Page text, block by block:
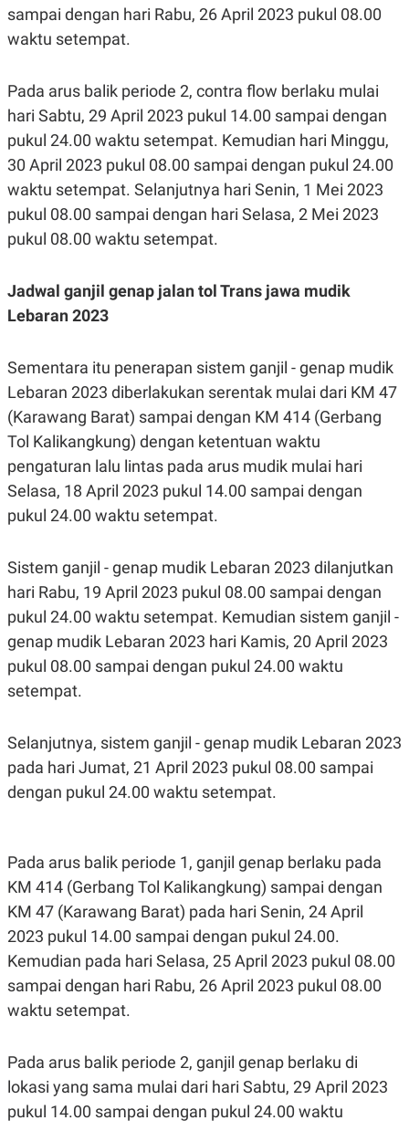
sampai dengan hari Rabu, 26 April 2023 pukul 08.00
waktu setempat.
Pada arus balik periode 2, contra flow berlaku mulai
hari Sabtu, 29 April 2023 pukul 14.00 sampai dengan
pukul 24.00 waktu setempat. Kemudian hari Minggu,
30 April 2023 pukul 08.00 sampai dengan pukul 24.00
waktu setempat. Selanjutnya hari Senin, 1 Mei 2023
pukul 08.00 sampai dengan hari Selasa, 2 Mei 2023
pukul 08.00 waktu setempat.
Jadwal ganjil genap jalan tol Trans jawa mudik
Lebaran 2023
Sementara itu penerapan sistem ganjil - genap mudik
Lebaran 2023 diberlakukan serentak mulai dari KM 47
(Karawang Barat) sampai dengan KM 414 (Gerbang
Tol Kalikangkung) dengan ketentuan waktu
pengaturan lalu lintas pada arus mudik mulai hari
Selasa, 18 April 2023 pukul 14.00 sampai dengan
pukul 24.00 waktu setempat.
Sistem ganjil - genap mudik Lebaran 2023 dilanjutkan
hari Rabu, 19 April 2023 pukul 08.00 sampai dengan
pukul 24.00 waktu setempat. Kemudian sistem ganjil -
genap mudik Lebaran 2023 hari Kamis, 20 April 2023
pukul 08.00 sampai dengan pukul 24.00 waktu
setempat.
Selanjutnya, sistem ganjil - genap mudik Lebaran 2023
pada hari Jumat, 21 April 2023 pukul 08.00 sampai
dengan pukul 24.00 waktu setempat.
Pada arus balik periode 1, ganjil genap berlaku pada
KM 414 (Gerbang Tol Kalikangkung) sampai dengan
KM 47 (Karawang Barat) pada hari Senin, 24 April
2023 pukul 14.00 sampai dengan pukul 24.00.
Kemudian pada hari Selasa, 25 April 2023 pukul 08.00
sampai dengan hari Rabu, 26 April 2023 pukul 08.00
waktu setempat.
Pada arus balik periode 2, ganjil genap berlaku di
lokasi yang sama mulai dari hari Sabtu, 29 April 2023
pukul 14.00 sampai dengan pukul 24.00 waktu